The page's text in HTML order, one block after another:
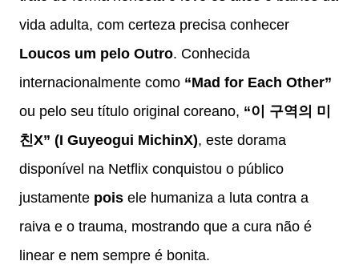
vida adulta, com certeza precisa conhecer
Loucos um pelo Outro. Conhecida
internacionalmente como “Mad for Each Other”
ou pelo seu título original coreano, “이 구역의 미
친X” (I Guyeogui MichinX), este dorama
disponível na Netflix conquistou o público
justamente pois ele humaniza a luta contra a
raiva e o trauma, mostrando que a cura não é
linear e nem sempre é bonita.